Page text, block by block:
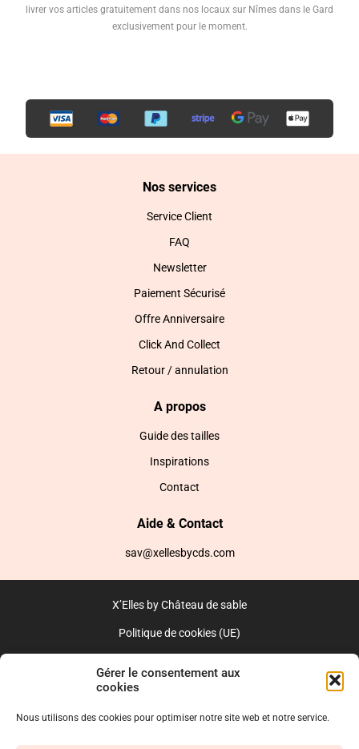
Gérer le consentement aux
cookies
Nous utilisons des cookies pour optimiser notre site web et notre service.
livrer vos articles gratuitement dans nos locaux sur Nîmes dans le Gard
exclusivement pour le moment.
Nos services
Service Client
FAQ
Newsletter
Paiement Sécurisé
Offre Anniversaire
Click And Collect
Retour / annulation
A propos
Guide des tailles
Inspirations
Contact
Aide & Contact
sav@xellesbycds.com
X’Elles by Château de sable
Politique de cookies (UE)
Réalisé par l’agence web :